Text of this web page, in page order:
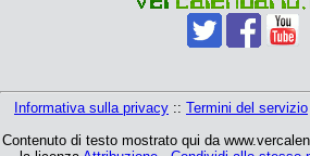
Informativa sulla privacy :: Termini del servizio
Contenuto di testo mostrato qui da